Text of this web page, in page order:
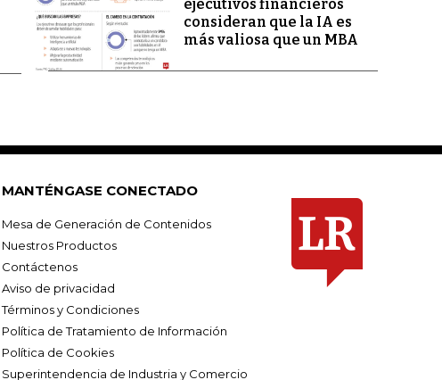
ejecutivos financieros
consideran que la IA es
más valiosa que un MBA
MANTÉNGASE CONECTADO
Mesa de Generación de Contenidos
Nuestros Productos
Contáctenos
Aviso de privacidad
Términos y Condiciones
Política de Tratamiento de Información
Política de Cookies
Superintendencia de Industria y Comercio